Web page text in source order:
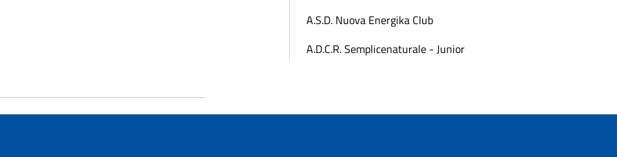
A.S.D. Nuova Energika Club
A.D.C.R. Semplicenaturale - Junior